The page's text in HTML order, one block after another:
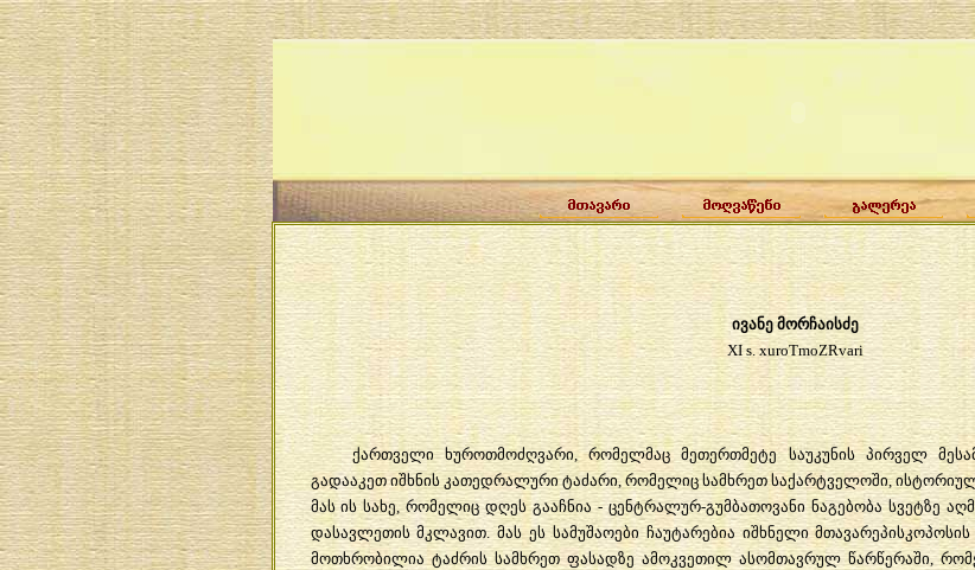
ივანე მორჩაისძე
XI s. xuroTmoZRvari
ქართველი ხუროთმოძღვარი, რომელმაც მეთერთმეტე საუკუნის პირველ
გადააკეთ იშხნის კათედრალური ტაძარი, რომელიც სამხრეთ საქარტველოში,
მას ის სახე, რომელიც დღეს გააჩნია - ცენტრალურ-გუმბათოვანი ნაგებობა სვეტზე
დასავლეთის მკლავით. მას ეს სამუშაოები ჩაუტარებია იშხნელი
მოთხრობილია ტაძრის სამხრეთ ფასადზე ამოკვეთილ ასომთავრულ წარწერაში,